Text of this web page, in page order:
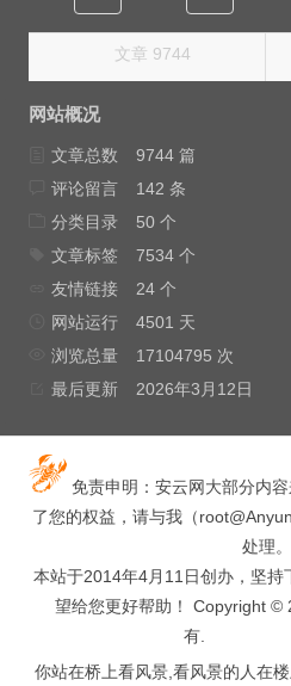
文章 9744
网站概况
文章总数
9744 篇
评论留言
142 条
分类目录
50 个
文章标签
7534 个
友情链接
24 个
网站运行
4501 天
浏览总量
17104795 次
最后更新
2026年3月12日
免责申明：安云网大部分内
了您的权益，请与我（
处理。
本站于2014年4月11日创办，坚
望给您更好帮助！ Copyright ©
有.
你站在桥上看风景,看风景的人在